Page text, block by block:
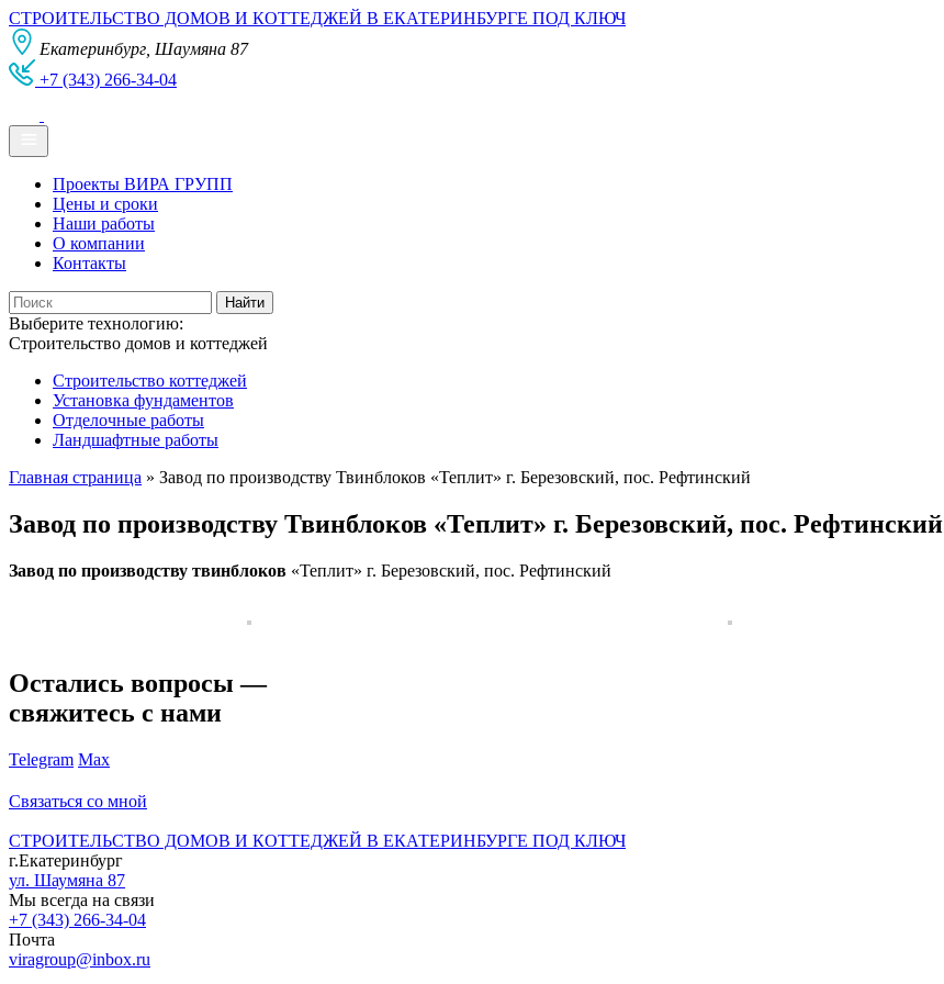
СТРОИТЕЛЬСТВО ДОМОВ И КОТТЕДЖЕЙ В ЕКАТЕРИНБУРГЕ ПОД КЛЮЧ
Екатеринбург, Шаумяна 87
+7 (343) 266-34-04
Проекты ВИРА ГРУПП
Цены и сроки
Наши работы
О компании
Контакты
Выберите технологию:
Строительство домов и коттеджей
Строительство коттеджей
Установка фундаментов
Отделочные работы
Ландшафтные работы
Главная страница » Завод по производству Твинблоков «Теплит» г. Березовский, пос. Рефтинский
Завод по производству Твинблоков «Теплит» г. Березовский, пос. Рефтинский
Завод по производству твинблоков «Теплит» г. Березовский, пос. Рефтинский
Остались вопросы —
свяжитесь с нами
Telegram Max
Связаться со мной
СТРОИТЕЛЬСТВО ДОМОВ И КОТТЕДЖЕЙ В ЕКАТЕРИНБУРГЕ ПОД КЛЮЧ
г.Екатеринбург
ул. Шаумяна 87
Мы всегда на связи
+7 (343) 266-34-04
Почта
viragroup@inbox.ru